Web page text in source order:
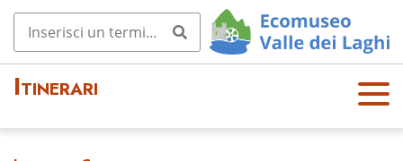
Itinerari
OPE
N